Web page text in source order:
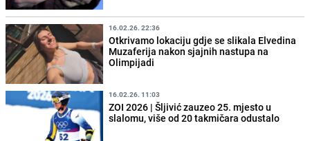
16.02.26. 22:36
Otkrivamo lokaciju gdje se slikala Elvedina
Muzaferija nakon sjajnih nastupa na
Olimpijadi
16.02.26. 11:03
ZOI 2026 | Šljivić zauzeo 25. mjesto u
slalomu, više od 20 takmičara odustalo